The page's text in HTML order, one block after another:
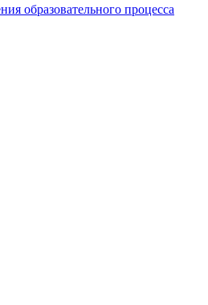
образовательного процесса